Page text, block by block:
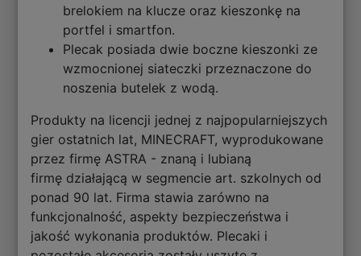
brelokiem na klucze oraz kieszonkę na
portfel i smartfon.
Plecak posiada dwie boczne kieszonki ze
wzmocnionej siateczki przeznaczone do
noszenia butelek z wodą.
Produkty na licencji jednej z najpopularniejszych
gier ostatnich lat, MINECRAFT, wyprodukowane
przez firmę ASTRA - znaną i lubianą
firmę działającą w segmencie art. szkolnych od
ponad 90 lat. Firma stawia zarówno na
funkcjonalność, aspekty bezpieczeństwa i
jakość wykonania produktów. Plecaki i